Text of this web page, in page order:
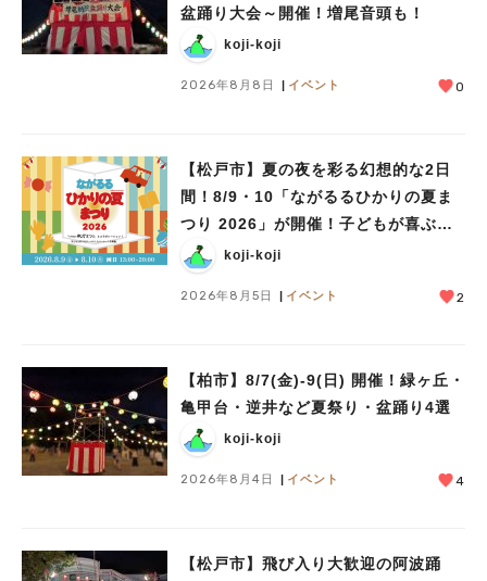
盆踊り大会～開催！増尾音頭も！
koji-koji
2026年8月8日 イベント 0
【松戸市】夏の夜を彩る幻想的な2日
間！8/9・10「ながるるひかりの夏ま
つり 2026」が開催！子どもが喜ぶワ
ークショップや限定ヒーローショーも
koji-koji
2026年8月5日 イベント 2
【柏市】8/7(金)‐9(日) 開催！緑ヶ丘・
亀甲台・逆井など夏祭り・盆踊り4選
koji-koji
2026年8月4日 イベント 4
【松戸市】飛び入り大歓迎の阿波踊
人気のキーワード
#カフェ#スイーツ#パン#カレー